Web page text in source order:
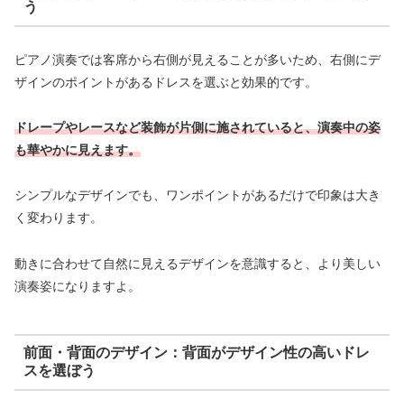
う
ピアノ演奏では客席から右側が見えることが多いため、右側にデ
ザインのポイントがあるドレスを選ぶと効果的です。
ドレープやレースなど装飾が片側に施されていると、演奏中の姿
も華やかに見えます。
シンプルなデザインでも、ワンポイントがあるだけで印象は大き
く変わります。
動きに合わせて自然に見えるデザインを意識すると、より美しい
演奏姿になりますよ。
前面・背面のデザイン：背面がデザイン性の高いドレ
スを選ぼう